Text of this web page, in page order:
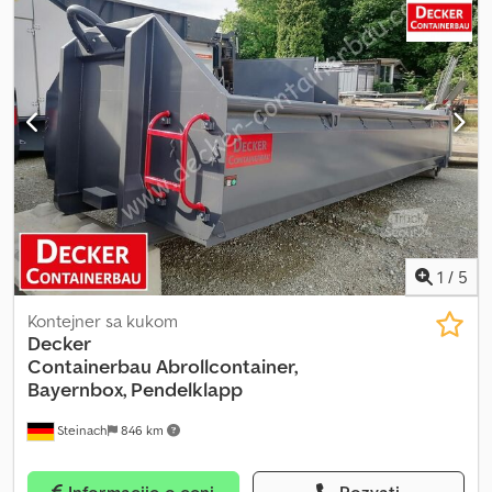
kabina vozača:ostalo, Oprema:ABS, Lokacija vozila: Bovenden, 2
osovine, BPW osovine, vazdušno ogibljenje, ABS (antiblokirajući
sistem), izvlačiv, bočna aluminijumska zaštita od podletanja,
podupirači. Dsdev Tmglspfx Amaskr Nadogradnja: 5 nosača za
cepove, od kojih su 3 pomična, 4 EXTE aluminijumska cepa.
Dvoosovinska prikolica za drvo sa BPW osovinama sa doboš
kočnicama, ručno upravljiva. Prethodni vlasnik je uložio oko 10.000
EUR u tehniku, izgled i nosače. DODACI BEZ GARANCIJE,
zadržavamo pravo na izmene, međuprodaju i greške!
1 / 5
Steinach 846 km
Kontejner sa kukom
Decker
Containerbau Abrollcontainer,
Bayernbox, Pendelklapp